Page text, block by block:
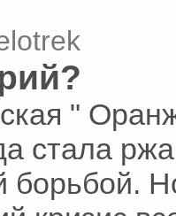
"
стала
борьбой.